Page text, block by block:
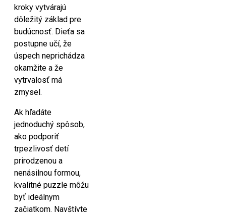
kroky vytvárajú
dôležitý základ pre
budúcnosť. Dieťa sa
postupne učí, že
úspech neprichádza
okamžite a že
vytrvalosť má
zmysel.
Ak hľadáte
jednoduchý spôsob,
ako podporiť
trpezlivosť detí
prirodzenou a
nenásilnou formou,
kvalitné puzzle môžu
byť ideálnym
začiatkom. Navštívte